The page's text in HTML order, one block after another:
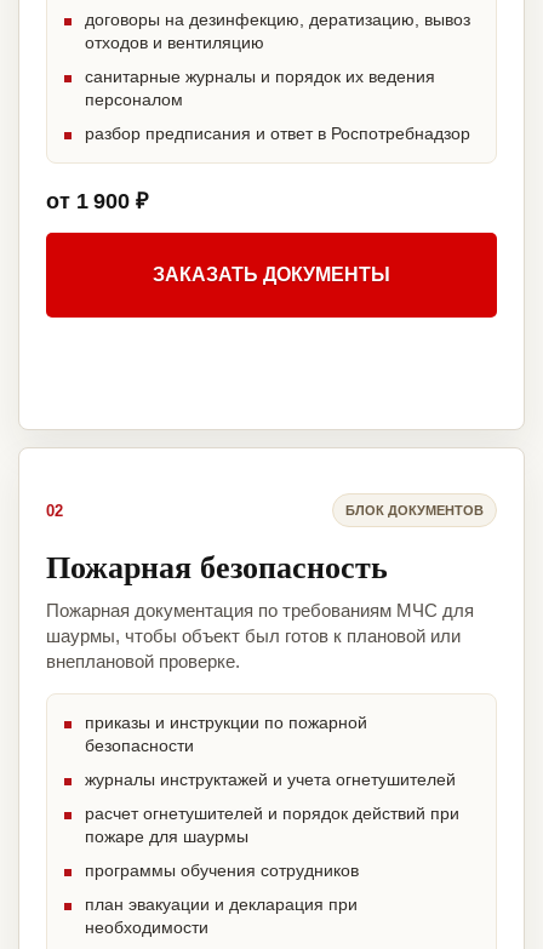
договоры на дезинфекцию, дератизацию, вывоз
отходов и вентиляцию
санитарные журналы и порядок их ведения
персоналом
разбор предписания и ответ в Роспотребнадзор
от 1 900 ₽
ЗАКАЗАТЬ ДОКУМЕНТЫ
02 БЛОК ДОКУМЕНТОВ
Пожарная безопасность
Пожарная документация по требованиям МЧС для
шаурмы, чтобы объект был готов к плановой или
внеплановой проверке.
приказы и инструкции по пожарной
безопасности
журналы инструктажей и учета огнетушителей
расчет огнетушителей и порядок действий при
пожаре для шаурмы
программы обучения сотрудников
план эвакуации и декларация при
необходимости